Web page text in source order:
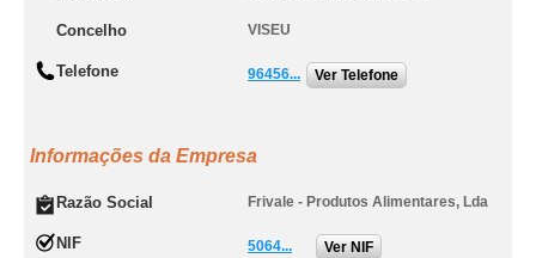
Concelho VISEU
Telefone 96456... Ver Telefone
Informações da Empresa
Razão Social Frivale - Produtos Alimentares, Lda
NIF 5064... Ver NIF